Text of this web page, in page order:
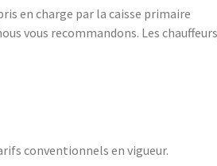
en charge par la caisse primaire
vous recommandons. Les
conventionnels en vigueur.